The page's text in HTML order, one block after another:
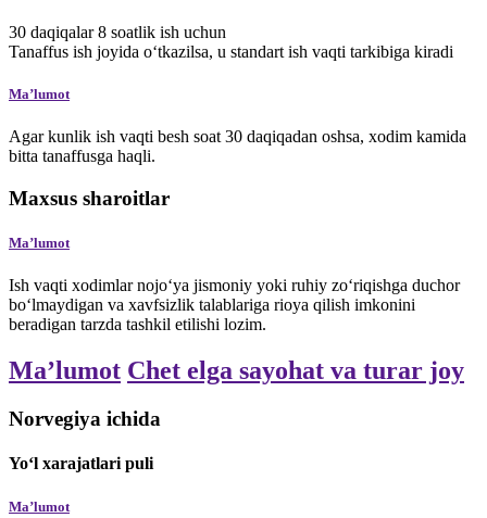
30 daqiqalar8 soatlik ish uchun
Tanaffus ish joyida o‘tkazilsa, u standart ish vaqti tarkibiga kiradi
Maʼlumot
Agar kunlik ish vaqti besh soat 30 daqiqadan oshsa, xodim kamida
bitta tanaffusga haqli.
Maxsus sharoitlar
Maʼlumot
Ish vaqti xodimlar nojo‘ya jismoniy yoki ruhiy zo‘riqishga duchor
bo‘lmaydigan va xavfsizlik talablariga rioya qilish imkonini
beradigan tarzda tashkil etilishi lozim.
Maʼlumot Chet elga sayohat va turar joy
Norvegiya ichida
Yo‘l xarajatlari puli
Maʼlumot